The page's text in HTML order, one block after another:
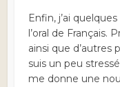
Enfin, j’ai
l’oral de Français.
ainsi que d’autres
suis un peu
me donne une